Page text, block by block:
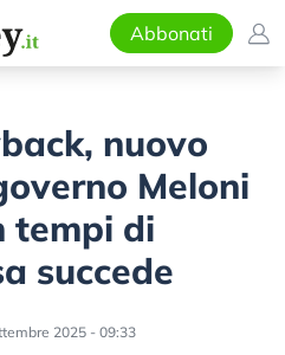
Abbonati
nuovo
Meloni
tempi di
succede
2025 - 09:33